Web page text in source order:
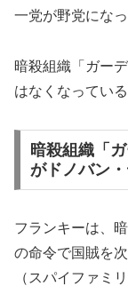
一党が野党にな
暗殺組織「ガー
はなくなっている
暗殺組織「
がドノバン
フランキーは、
の命令で国賊を
（スパイファミ